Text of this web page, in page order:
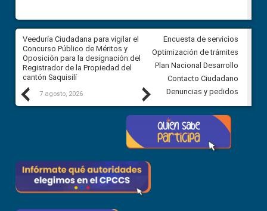
Previous
Veeduría Ciudadana para vigilar el
Concurso Público de Méritos y
Oposición para la designación del
Registrador de la Propiedad del
cantón Saquisilí
7 agosto, 2026
Veeduría Ciudadana para
construcción del asfaltado de
Ballenita del cantón Santa
7 agosto, 2026
Next
Encuesta de servicios
Optimización de trámites
Plan Nacional Desarrollo
Contacto Ciudadano
Denuncias y pedidos